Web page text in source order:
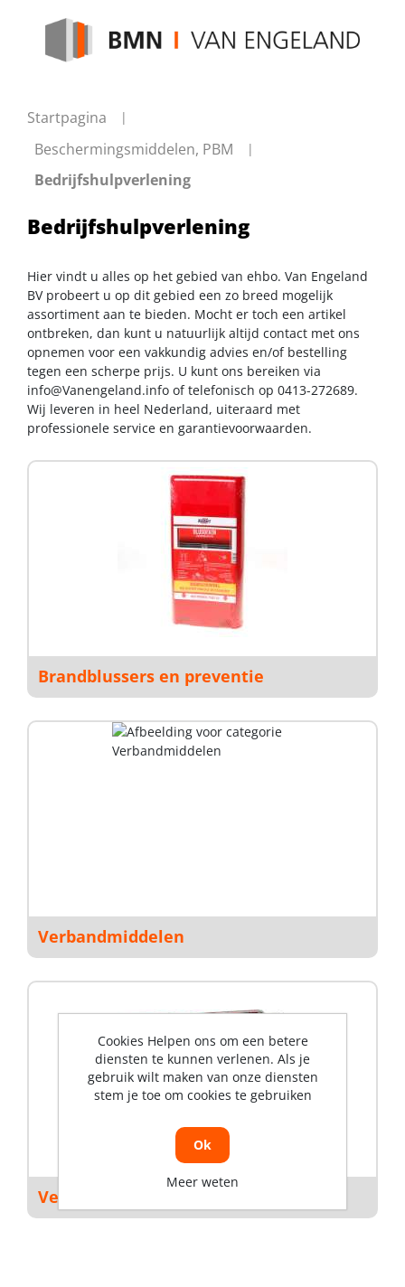
Startpagina
Beschermingsmiddelen, PBM
Bedrijfshulpverlening
Bedrijfshulpverlening
Hier vindt u alles op het gebied van ehbo. Van Engeland
BV probeert u op dit gebied een zo breed mogelijk
assortiment aan te bieden. Mocht er toch een artikel
ontbreken, dan kunt u natuurlijk altijd contact met ons
opnemen voor een vakkundig advies en/of bestelling
tegen een scherpe prijs. U kunt ons bereiken via
info@Vanengeland.info of telefonisch op 0413-272689.
Wij leveren in heel Nederland, uiteraard met
professionele service en garantievoorwaarden.
Brandblussers en preventie
Verbandmiddelen
Verbandtrommels
Cookies Helpen ons om een betere
diensten te kunnen verlenen. Als je
gebruik wilt maken van onze diensten
stem je toe om cookies te gebruiken
Ok
Meer weten